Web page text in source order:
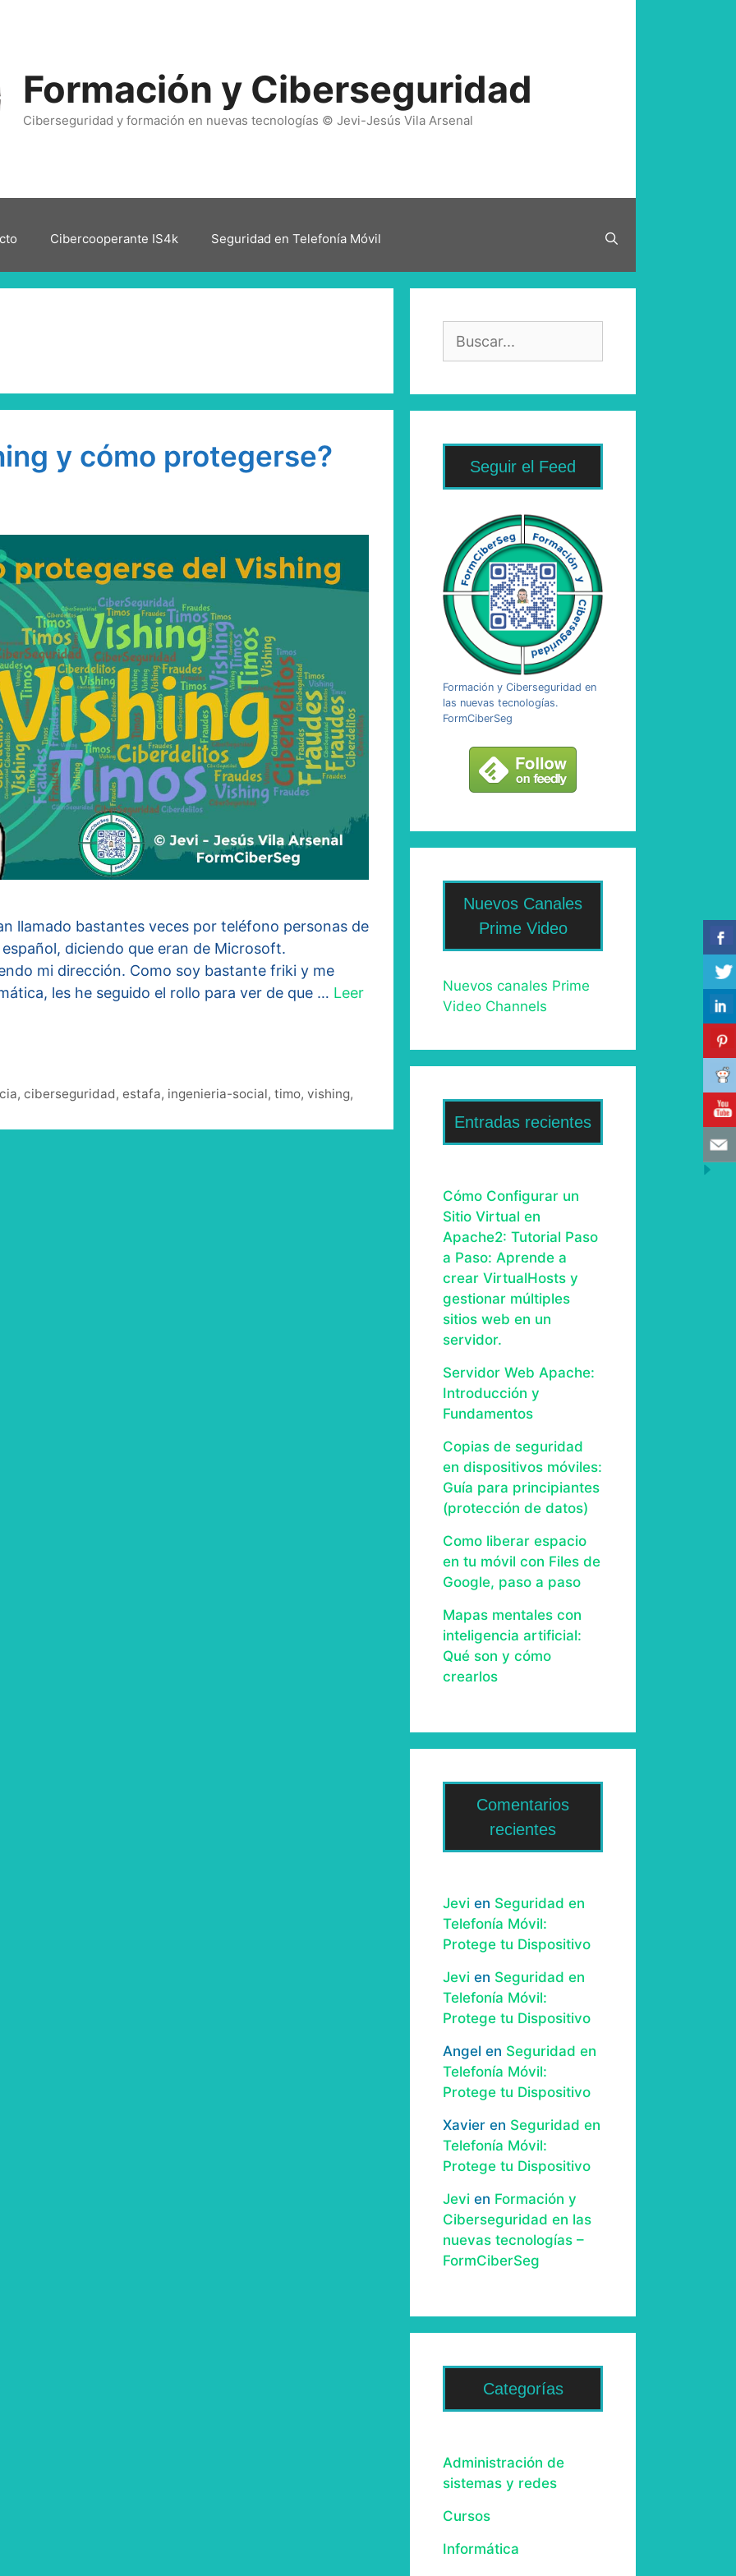
Formación y Ciberseguridad
Ciberseguridad y formación en nuevas tecnologías © Jevi-Jesús Vila Arsenal
Cibercooperante IS4k Seguridad en Telefonía Móvil
y cómo protegerse?
llamado bastantes veces por teléfono personas de
diciendo que eran de Microsoft.
mi dirección. Como soy bastante friki y me
les he seguido el rollo para ver de que … Leer
,ciberseguridad,estafa, ingenieria-social,timo,vishing,
Seguir el Feed
Formación y Ciberseguridad en
las nuevas tecnologías.
FormCiberSeg
Nuevos Canales
Prime Video
Nuevos canales Prime
Video Channels
Entradas recientes
Cómo Configurar un
Sitio Virtual en
Apache2: Tutorial Paso
a Paso: Aprende a
crear VirtualHosts y
gestionar múltiples
sitios web en un
servidor.
Servidor Web Apache:
Introducción y
Fundamentos
Copias de seguridad
en dispositivos móviles:
Guía para principiantes
(protección de datos)
Como liberar espacio
en tu móvil con Files de
Google, paso a paso
Mapas mentales con
inteligencia artificial:
Qué son y cómo
crearlos
Comentarios
recientes
Jevi en Seguridad en
Telefonía Móvil:
Protege tu Dispositivo
Jevi en Seguridad en
Telefonía Móvil:
Protege tu Dispositivo
Angel en Seguridad en
Telefonía Móvil:
Protege tu Dispositivo
Xavier en Seguridad en
Telefonía Móvil:
Protege tu Dispositivo
Jevi en Formación y
Ciberseguridad en las
nuevas tecnologías –
FormCiberSeg
Categorías
Administración de
sistemas y redes
Cursos
Informática